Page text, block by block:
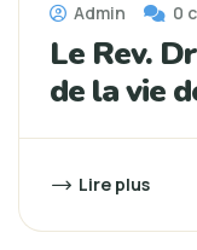
Admin 0
Le Rev.
de la vie
Lire plus